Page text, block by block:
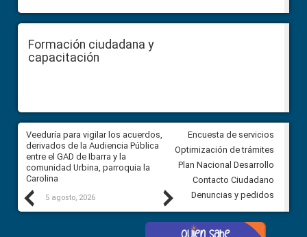
Formación ciudadana y
capacitación
Previous
Veeduría para vigilar los acuerdos,
derivados de la Audiencia Pública
entre el GAD de Ibarra y la
comunidad Urbina, parroquia la
Carolina
5 agosto, 2026
CPCCS convoca a Veeduría
Ciudadana para vigilar el
5 agosto, 2026
Next
Encuesta de servicios
Optimización de trámites
Plan Nacional Desarrollo
Contacto Ciudadano
Denuncias y pedidos